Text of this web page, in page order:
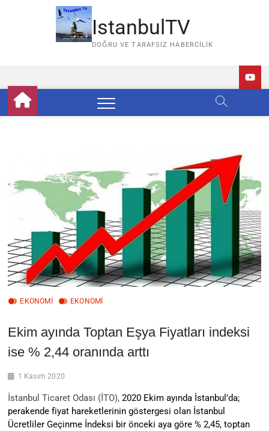
IstanbulTV
DOĞRU VE TARAFSIZ HABERCILIK
EKONOMİ EKONOMI
Ekim ayında Toptan Eşya Fiyatları indeksi
ise % 2,44 oranında arttı
1 Kasım 2020
İstanbul Ticaret Odası (İTO),2020 Ekim ayında İstanbul’da;
perakende fiyat hareketlerinin göstergesi olan İstanbul
Ücretliler Geçinme İndeksi bir önceki aya göre % 2,45, toptan